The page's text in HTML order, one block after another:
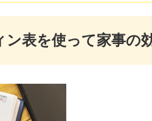
ン表を使って家事の